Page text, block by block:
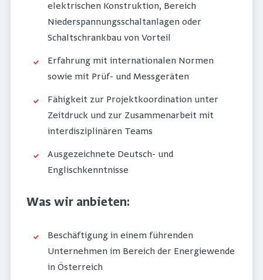
elektrischen Konstruktion, Bereich
Niederspannungsschaltanlagen oder
Schaltschrankbau von Vorteil
Erfahrung mit internationalen Normen
sowie mit Prüf- und Messgeräten
Fähigkeit zur Projektkoordination unter
Zeitdruck und zur Zusammenarbeit mit
interdisziplinären Teams
Ausgezeichnete Deutsch- und
Englischkenntnisse
Was wir anbieten:
Beschäftigung in einem führenden
Unternehmen im Bereich der Energiewende
in Österreich